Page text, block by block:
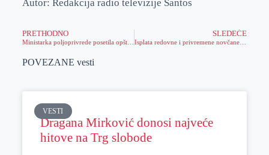
Autor: Redakcija radio televizije Santos
PRETHODNO
Ministarka poljoprivrede posetila opštine Nova Crnja i Žitište
SLEDEĆE
POVEZANE vesti
VESTI
Dragana Mirković donosi najveće
hitove na Trg slobode